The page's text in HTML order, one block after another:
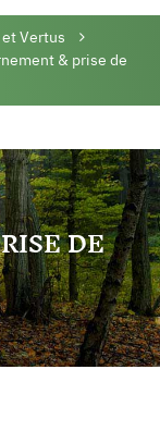
Vertus
& prise de
DE